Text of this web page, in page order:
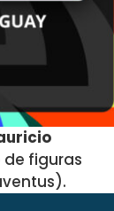
de figuras